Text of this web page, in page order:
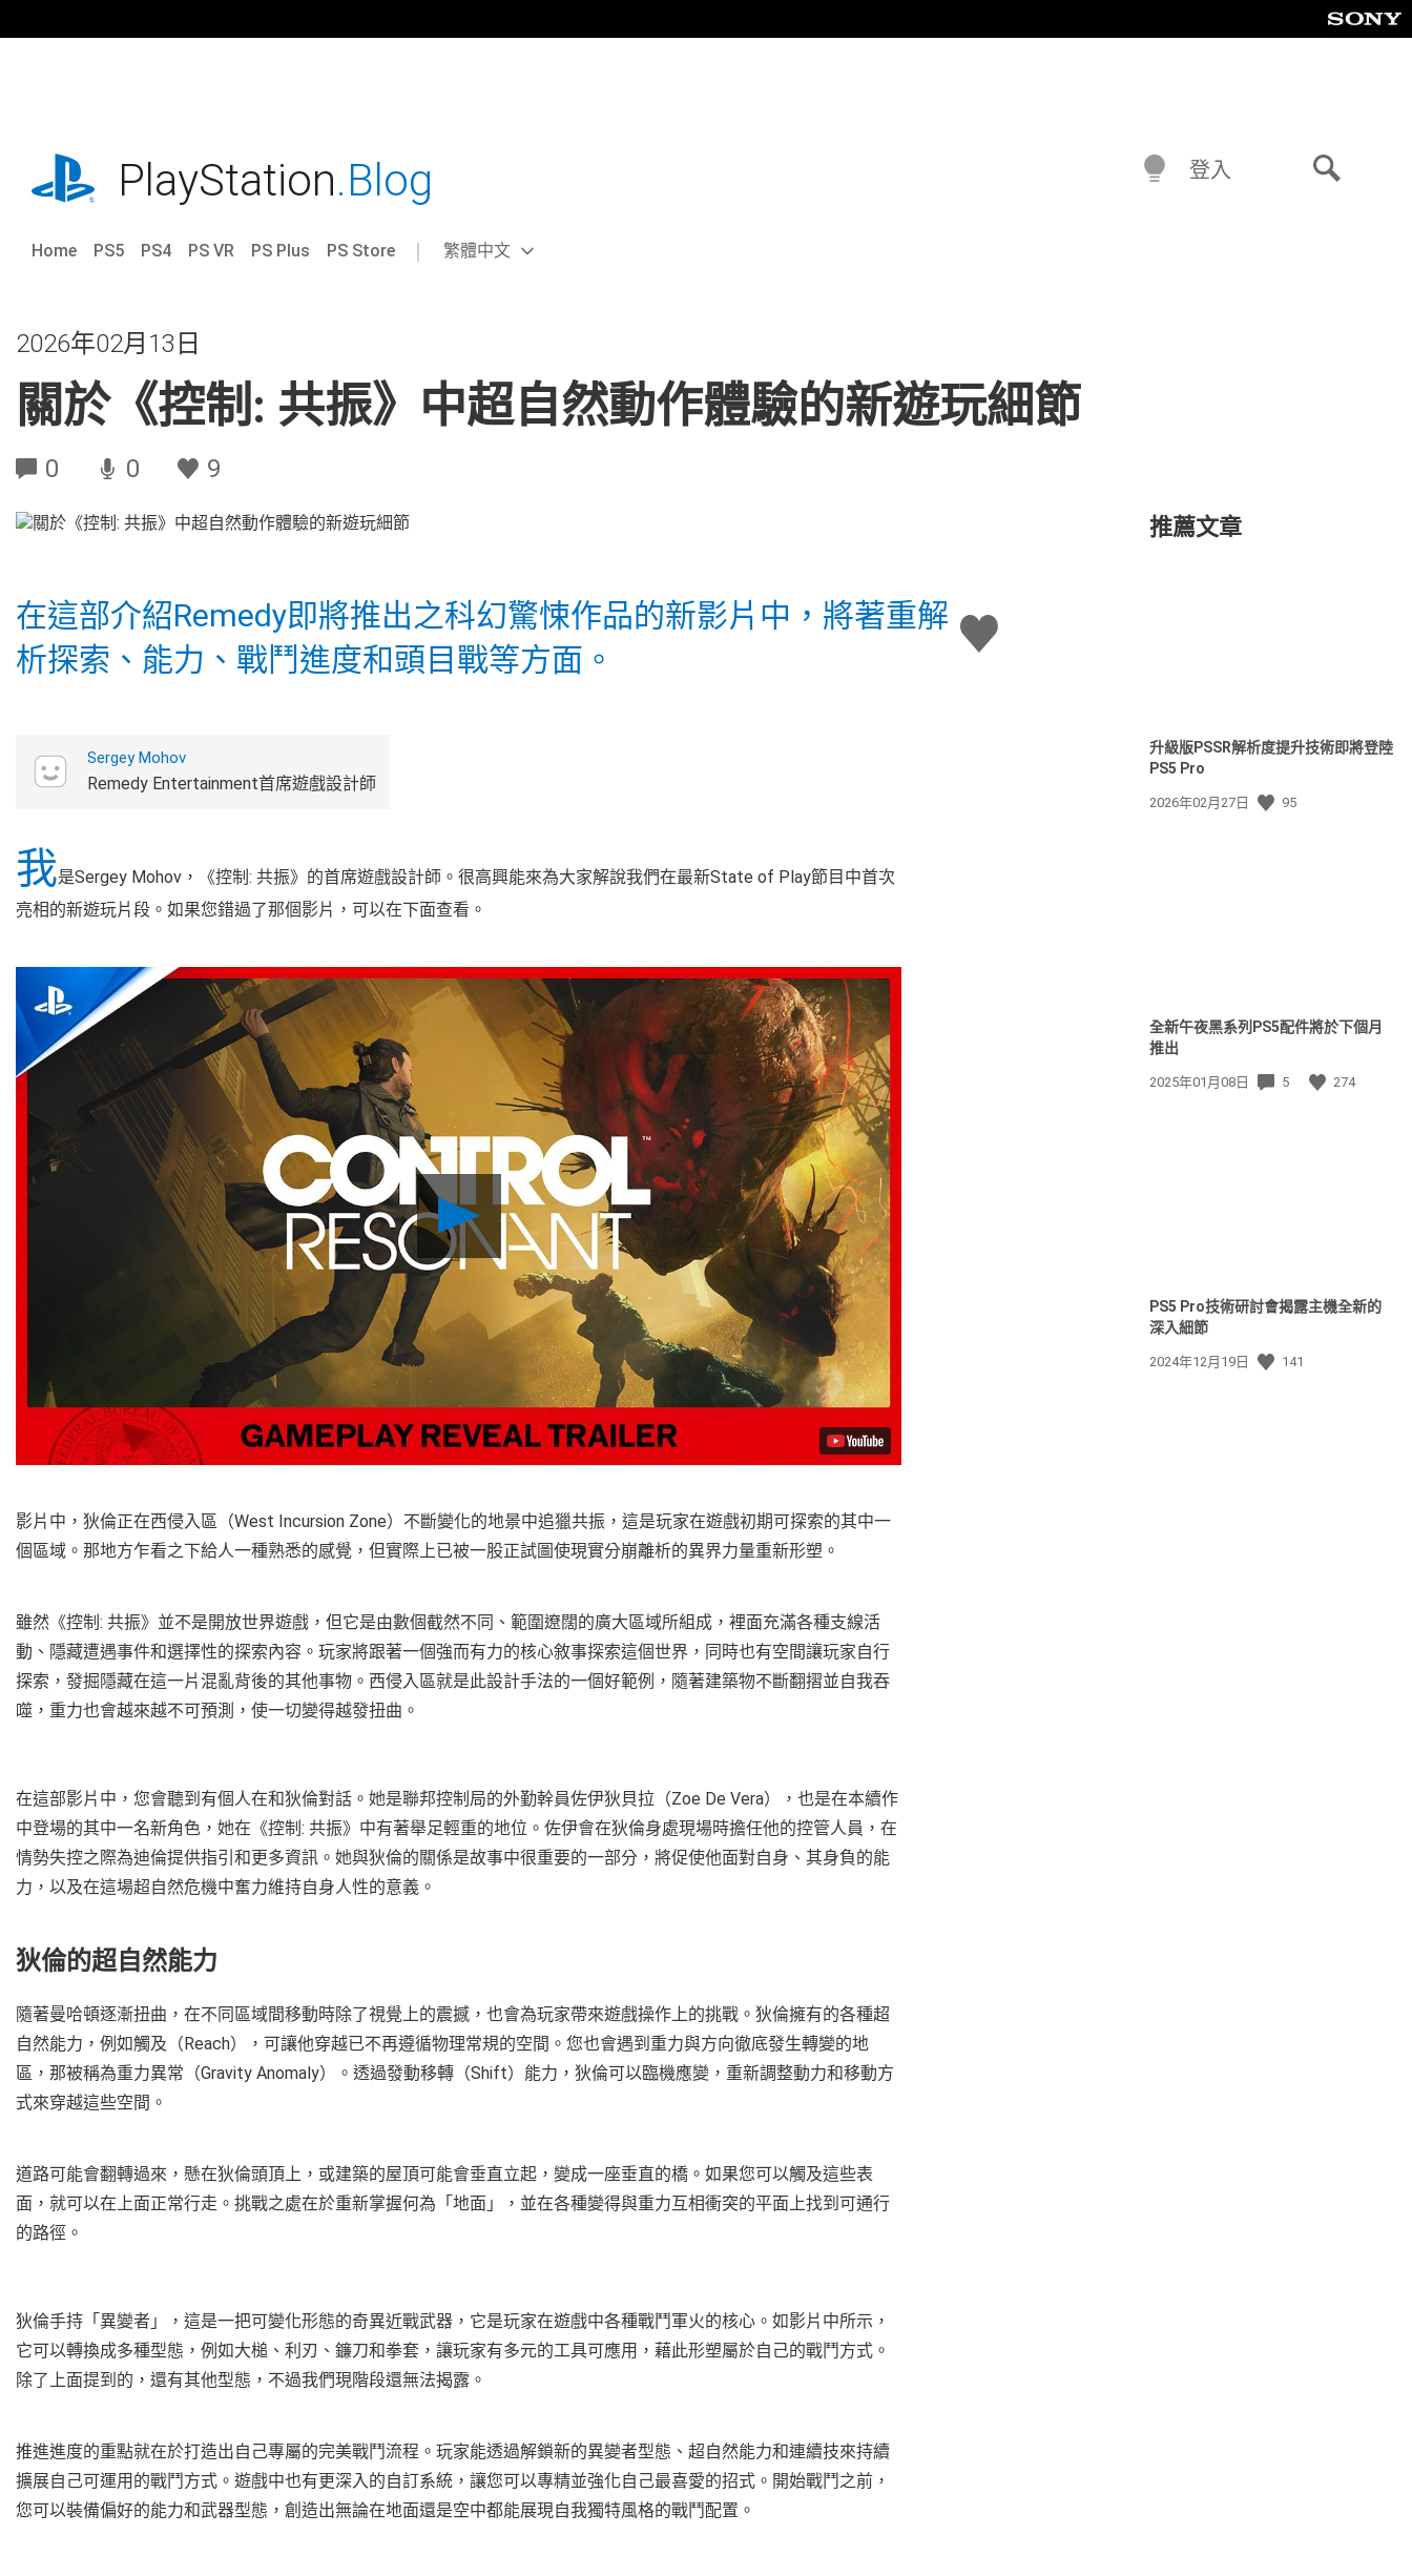
往
playstation.comPlayStation.Blog
Home PS5 PS4 PS VR PS Plus PS Store
Select
Current
繁體中文
登入
2026年02月13日
關於《控制: 共振》中超自然動作體驗的新遊玩細節
0 0 9
讚
在這部介紹Remedy即將推出之科幻驚悚作品的新影片中，將著重解
析探索、能力、戰鬥進度和頭目戰等方面。
Sergey Mohov
Remedy Entertainment首席遊戲設計師
我是Sergey Mohov，《控制: 共振》的首席遊戲設計師。很高興能來為大家解說我們在最新State of Play節目中首次
亮相的新遊玩片段。如果您錯過了那個影片，可以在下面查看。
Play
Video
影片中，狄倫正在西侵入區（West Incursion Zone）不斷變化的地景中追獵共振，這是玩家在遊戲初期可探索的其中一
個區域。那地方乍看之下給人一種熟悉的感覺，但實際上已被一股正試圖使現實分崩離析的異界力量重新形塑。
雖然《控制: 共振》並不是開放世界遊戲，但它是由數個截然不同、範圍遼闊的廣大區域所組成，裡面充滿各種支線活
動、隱藏遭遇事件和選擇性的探索內容。玩家將跟著一個強而有力的核心敘事探索這個世界，同時也有空間讓玩家自行
探索，發掘隱藏在這一片混亂背後的其他事物。西侵入區就是此設計手法的一個好範例，隨著建築物不斷翻摺並自我吞
噬，重力也會越來越不可預測，使一切變得越發扭曲。
在這部影片中，您會聽到有個人在和狄倫對話。她是聯邦控制局的外勤幹員佐伊狄貝拉（Zoe De Vera），也是在本續作
中登場的其中一名新角色，她在《控制: 共振》中有著舉足輕重的地位。佐伊會在狄倫身處現場時擔任他的控管人員，在
情勢失控之際為迪倫提供指引和更多資訊。她與狄倫的關係是故事中很重要的一部分，將促使他面對自身、其身負的能
力，以及在這場超自然危機中奮力維持自身人性的意義。
狄倫的超自然能力
隨著曼哈頓逐漸扭曲，在不同區域間移動時除了視覺上的震撼，也會為玩家帶來遊戲操作上的挑戰。狄倫擁有的各種超
自然能力，例如觸及（Reach），可讓他穿越已不再遵循物理常規的空間。您也會遇到重力與方向徹底發生轉變的地
區，那被稱為重力異常（Gravity Anomaly）。透過發動移轉（Shift）能力，狄倫可以臨機應變，重新調整動力和移動方
式來穿越這些空間。
道路可能會翻轉過來，懸在狄倫頭頂上，或建築的屋頂可能會垂直立起，變成一座垂直的橋。如果您可以觸及這些表
面，就可以在上面正常行走。挑戰之處在於重新掌握何為「地面」，並在各種變得與重力互相衝突的平面上找到可通行
的路徑。
狄倫手持「異變者」，這是一把可變化形態的奇異近戰武器，它是玩家在遊戲中各種戰鬥軍火的核心。如影片中所示，
它可以轉換成多種型態，例如大槌、利刃、鐮刀和拳套，讓玩家有多元的工具可應用，藉此形塑屬於自己的戰鬥方式。
除了上面提到的，還有其他型態，不過我們現階段還無法揭露。
推進進度的重點就在於打造出自己專屬的完美戰鬥流程。玩家能透過解鎖新的異變者型態、超自然能力和連續技來持續
擴展自己可運用的戰鬥方式。遊戲中也有更深入的自訂系統，讓您可以專精並強化自己最喜愛的招式。開始戰鬥之前，
您可以裝備偏好的能力和武器型態，創造出無論在地面還是空中都能展現自我獨特風格的戰鬥配置。
推薦文章
升級版PSSR解析度提升技術即將登陸
PS5 Pro
發
2026年02月27日 95
全新午夜黑系列PS5配件將於下個月
推出
發
2025年01月08日 5 274
PS5 Pro技術研討會揭露主機全新的
深入細節
發
2024年12月19日 141